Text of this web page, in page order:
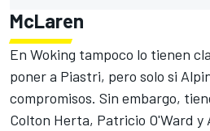
McLaren
En Woking tampoco lo tienen
poner a Piastri, pero solo si
compromisos. Sin embargo,
Colton Herta, Patricio O'Ward y